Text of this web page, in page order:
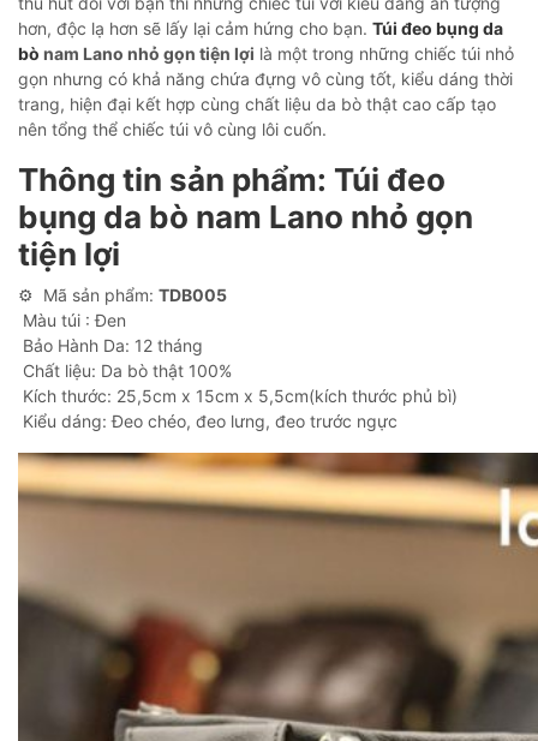
hơn, độc lạ hơn sẽ lấy lại cảm hứng cho bạn. Túi đeo bụng da
bò nam Lano nhỏ gọn tiện lợi là một trong những chiếc túi nhỏ
gọn nhưng có khả năng chứa đựng vô cùng tốt, kiểu dáng thời
trang, hiện đại kết hợp cùng chất liệu da bò thật cao cấp tạo
nên tổng thể chiếc túi vô cùng lôi cuốn.
Thông tin sản phẩm: Túi đeo
bụng da bò nam Lano nhỏ gọn
tiện lợi
⚙ Mã sản phẩm: TDB005
Màu túi : Đen
Bảo Hành Da: 12 tháng
Chất liệu: Da bò thật 100%
Kích thước: 25,5cm x 15cm x 5,5cm(kích thước phủ bì)
Kiểu dáng: Đeo chéo, đeo lưng, đeo trước ngực